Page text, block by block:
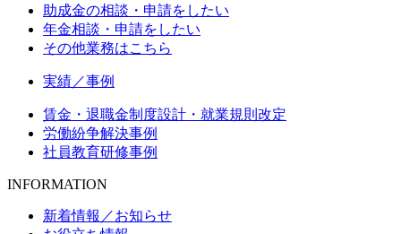
助成金の相談・申請をしたい
年金相談・申請をしたい
その他業務はこちら
実績／事例
賃金・退職金制度設計・就業規則改定
労働紛争解決事例
社員教育研修事例
INFORMATION
新着情報／お知らせ